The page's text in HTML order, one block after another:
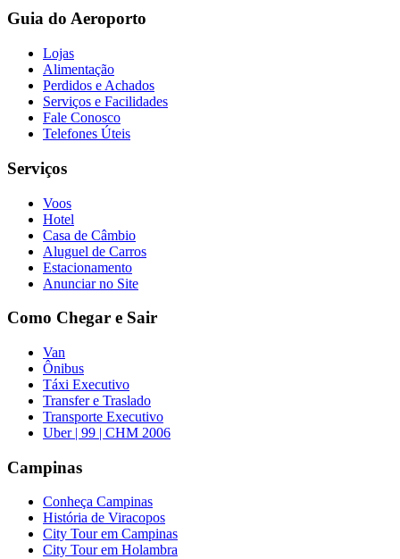
Guia do Aeroporto
Lojas
Alimentação
Perdidos e Achados
Serviços e Facilidades
Fale Conosco
Telefones Úteis
Serviços
Voos
Hotel
Casa de Câmbio
Aluguel de Carros
Estacionamento
Anunciar no Site
Como Chegar e Sair
Van
Ônibus
Táxi Executivo
Transfer e Traslado
Transporte Executivo
Uber | 99 | CHM 2006
Campinas
Conheça Campinas
História de Viracopos
City Tour em Campinas
City Tour em Holambra